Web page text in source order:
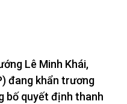
Lê Minh Khái,
đang khẩn trương
bố quyết định thanh